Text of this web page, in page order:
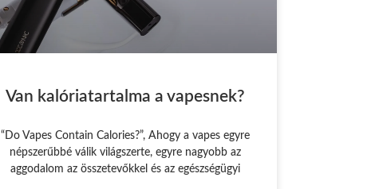
Van kalóriatartalma a vapesnek?
“Do Vapes Contain Calories?”, Ahogy a vapes egyre
népszerűbbé válik világszerte, egyre nagyobb az
aggodalom az összetevőkkel és az egészségügyi